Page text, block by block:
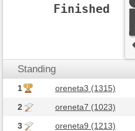
Finished
Standing
1 oreneta3 (1315)
2
oreneta7 (1023)
3
oreneta9 (1213)